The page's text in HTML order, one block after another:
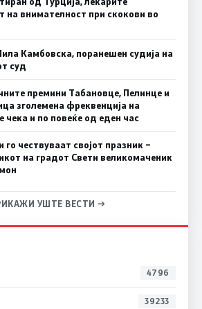
на внимателност при скокови во
Камбовска, поранешен судија на
суд
премини Табановце, Пелинце и
зголемена фреквенција на
чека и по повеќе од еден час
го чествуваат својот празник –
на градот Свети великомаченик
УШТЕ ВЕСТИ →
4796
39233